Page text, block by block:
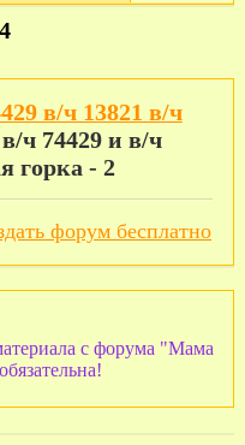
в/ч 13821 в/ч
в/ч 74429 и в/ч
горка - 2
форум бесплатно
с форума "Мама